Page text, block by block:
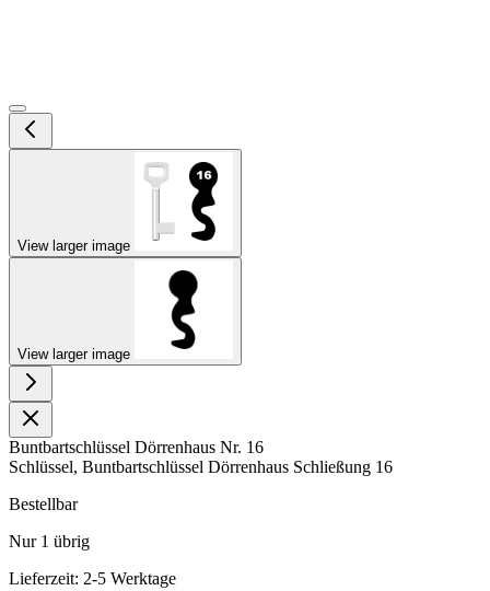
View larger image
View larger image
Buntbartschlüssel Dörrenhaus Nr. 16
Schlüssel, Buntbartschlüssel Dörrenhaus Schließung 16
Bestellbar
Nur 1 übrig
Lieferzeit: 2-5 Werktage